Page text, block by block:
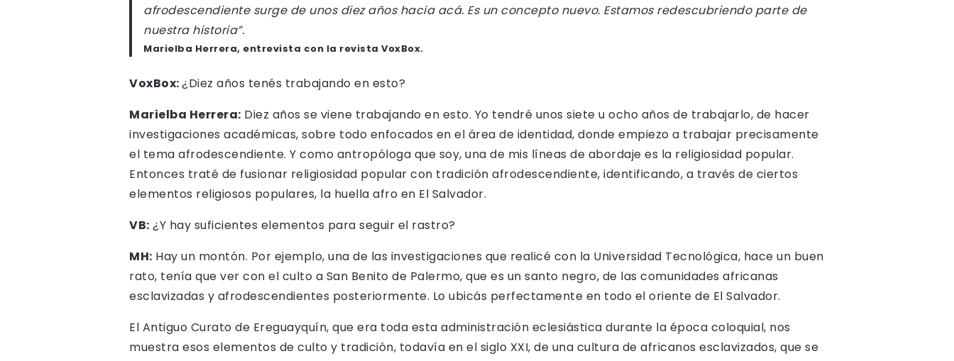
afrodescendiente surge de unos diez años hacia acá. Es un concepto nuevo. Estamos redescubriendo parte de
nuestra historia”.
Marielba Herrera, entrevista con la revista VoxBox.
VoxBox:¿Diez años tenés trabajando en esto?
Marielba Herrera: Diez años se viene trabajando en esto. Yo tendré unos siete u ocho años de trabajarlo, de hacer
investigaciones académicas, sobre todo enfocados en el área de identidad, donde empiezo a trabajar precisamente
el tema afrodescendiente. Y como antropóloga que soy, una de mis líneas de abordaje es la religiosidad popular.
Entonces traté de fusionar religiosidad popular con tradición afrodescendiente, identificando, a través de ciertos
elementos religiosos populares, la huella afro en El Salvador.
VB: ¿Y hay suficientes elementos para seguir el rastro?
MH: Hay un montón. Por ejemplo, una de las investigaciones que realicé con la Universidad Tecnológica, hace un buen
rato, tenía que ver con el culto a San Benito de Palermo, que es un santo negro, de las comunidades africanas
esclavizadas y afrodescendientes posteriormente. Lo ubicás perfectamente en todo el oriente de El Salvador.
El Antiguo Curato de Ereguayquín, que era toda esta administración eclesiástica durante la época coloquial, nos
muestra esos elementos de culto y tradición, todavía en el siglo XXI, de una cultura de africanos esclavizados, que se